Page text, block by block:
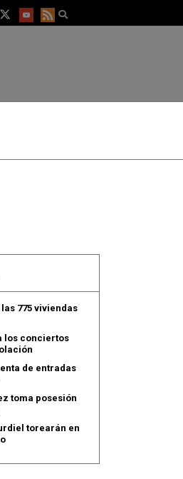
775 viviendas
los conciertos
de entradas
toma posesión
torearán en